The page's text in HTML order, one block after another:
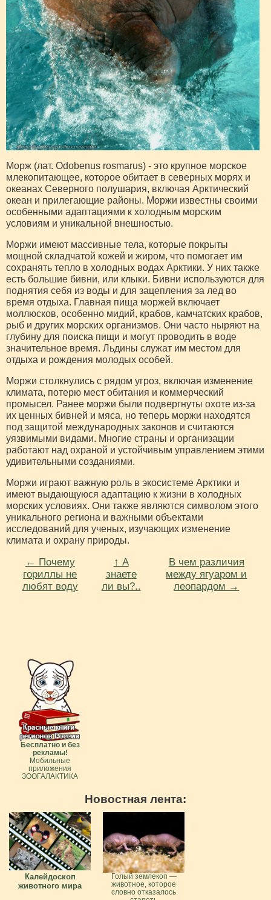
Морж (лат. Odobenus rosmarus) - это крупное морское
млекопитающее, которое обитает в северных морях и
океанах Северного полушария, включая Арктический
океан и прилегающие районы. Моржи известны своими
особенными адаптациями к холодным морским
условиям и уникальной внешностью.
Моржи имеют массивные тела, которые покрыты
мощной складчатой кожей и жиром, что помогает им
сохранять тепло в холодных водах Арктики. У них также
есть большие бивни, или клыки. Бивни используются для
поднятия себя из воды и для зацепления за лед во
время отдыха. Главная пища моржей включает
моллюсков, особенно мидий, крабов, камчатских крабов,
рыб и других морских организмов. Они часто ныряют на
глубину для поиска пищи и могут проводить в воде
значительное время. Льдины служат им местом для
отдыха и рождения молодых особей.
Моржи столкнулись с рядом угроз, включая изменение
климата, потерю мест обитания и коммерческий
промысел. Ранее моржи были подвергнуты охоте из-за
их ценных бивней и мяса, но теперь моржи находятся
под защитой международных законов и считаются
уязвимыми видами. Многие страны и организации
работают над охраной и устойчивым управлением этими
удивительными созданиями.
Моржи играют важную роль в экосистеме Арктики и
имеют выдающуюся адаптацию к жизни в холодных
морских условиях. Они также являются символом этого
уникального региона и важными объектами
исследований для ученых, изучающих изменение
климата и охрану природы.
← Почему
гориллы не
любят воду⁠⁠
↑ А
знаете
ли вы?..
В чем различия
между ягуаром и
леопардом →
Бесплатно и без
рекламы!
Мобильные
приложения
ЗООГАЛАКТИКА
Новостная лента:
Калейдоскоп
животного мира
Голый землекоп —
животное, которое
словно отказалось